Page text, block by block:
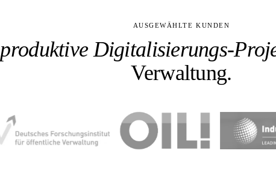
AUSGEWÄHLTE KUNDEN
produktive Digitalisierungs-
Verwaltung.